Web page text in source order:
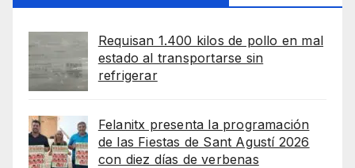
Requisan 1.400 kilos de pollo en mal
estado al transportarse sin
refrigerar
Felanitx presenta la programación
de las Fiestas de Sant Agustí 2026
con diez días de verbenas